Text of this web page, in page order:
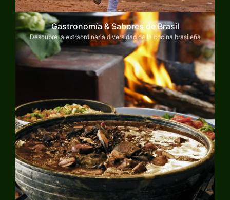
Gastronomía & Sabores de Brasil
Descubre la extraordinaria diversidad de la cocina brasileña
Explorar